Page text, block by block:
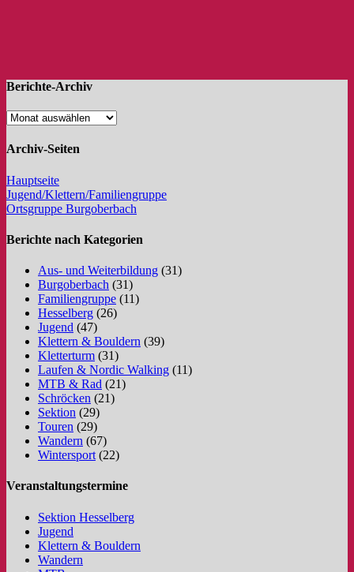
Berichte-Archiv
Archiv-Seiten
Hauptseite
Jugend/Klettern/Familiengruppe
Ortsgruppe Burgoberbach
Berichte nach Kategorien
Aus- und Weiterbildung (31)
Burgoberbach (31)
Familiengruppe (11)
Hesselberg (26)
Jugend (47)
Klettern & Bouldern (39)
Kletterturm (31)
Laufen & Nordic Walking (11)
MTB & Rad (21)
Schröcken (21)
Sektion (29)
Touren (29)
Wandern (67)
Wintersport (22)
Veranstaltungstermine
Sektion Hesselberg
Jugend
Klettern & Bouldern
Wandern